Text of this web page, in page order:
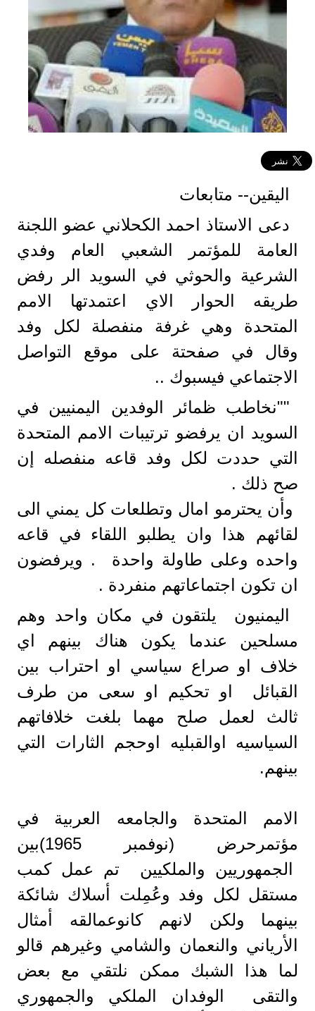
اليقين-- متابعات
دعى الاستاذ احمد الكحلاني عضو اللجنة
العامة للمؤتمر الشعبي العام وفدي
الشرعية والحوثي في السويد الر رفض
طريقه الحوار الاي اعتمدتها الامم
المتحدة وهي غرفة منفصلة لكل وفد
وقال في صفحتة على موقع التواصل
الاجتماعي فيسبوك ..
""نخاطب ظمائر الوفدين اليمنيين في
السويد ان يرفضو ترتيبات الامم المتحدة
التي حددت لكل وفد قاعه منفصله إن
صح ذلك .
وأن يحترمو امال وتطلعات كل يمني الى
لقائهم هذا وان يطلبو اللقاء في قاعه
واحده وعلى طاولة واحدة . ويرفضون
ان تكون اجتماعاتهم منفردة .
اليمنيون يلتقون في مكان واحد وهم
مسلحين عندما يكون هناك بينهم اي
خلاف او صراع سياسي او احتراب بين
القبائل او تحكيم او سعى من طرف
ثالث لعمل صلح مهما بلغت خلافاتهم
السياسيه اوالقبليه اوحجم الثارات التي
بينهم.
الامم المتحدة والجامعه العربية في
مؤتمرحرض (نوفمبر 1965)بين
الجمهوريين والملكيين تم عمل كمب
مستقل لكل وفد وعُمِلت أسلاك شائكة
بينهما ولكن لانهم كانوعمالقه أمثال
الأرياني والنعمان والشامي وغيرهم قالو
لما هذا الشبك ممكن نلتقي مع بعض
والتقى الوفدان الملكي والجمهوري